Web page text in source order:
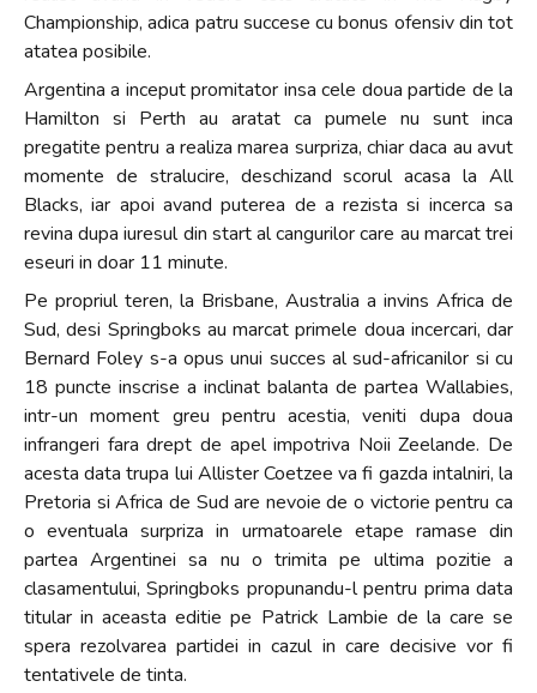
Championship, adica patru succese cu bonus ofensiv din tot
atatea posibile.
Argentina a inceput promitator insa cele doua partide de la
Hamilton si Perth au aratat ca pumele nu sunt inca
pregatite pentru a realiza marea surpriza, chiar daca au avut
momente de stralucire, deschizand scorul acasa la All
Blacks, iar apoi avand puterea de a rezista si incerca sa
revina dupa iuresul din start al cangurilor care au marcat trei
eseuri in doar 11 minute.
Pe propriul teren, la Brisbane, Australia a invins Africa de
Sud, desi Springboks au marcat primele doua incercari, dar
Bernard Foley s-a opus unui succes al sud-africanilor si cu
18 puncte inscrise a inclinat balanta de partea Wallabies,
intr-un moment greu pentru acestia, veniti dupa doua
infrangeri fara drept de apel impotriva Noii Zeelande. De
acesta data trupa lui Allister Coetzee va fi gazda intalniri, la
Pretoria si Africa de Sud are nevoie de o victorie pentru ca
o eventuala surpriza in urmatoarele etape ramase din
partea Argentinei sa nu o trimita pe ultima pozitie a
clasamentului, Springboks propunandu-l pentru prima data
titular in aceasta editie pe Patrick Lambie de la care se
spera rezolvarea partidei in cazul in care decisive vor fi
tentativele de tinta.